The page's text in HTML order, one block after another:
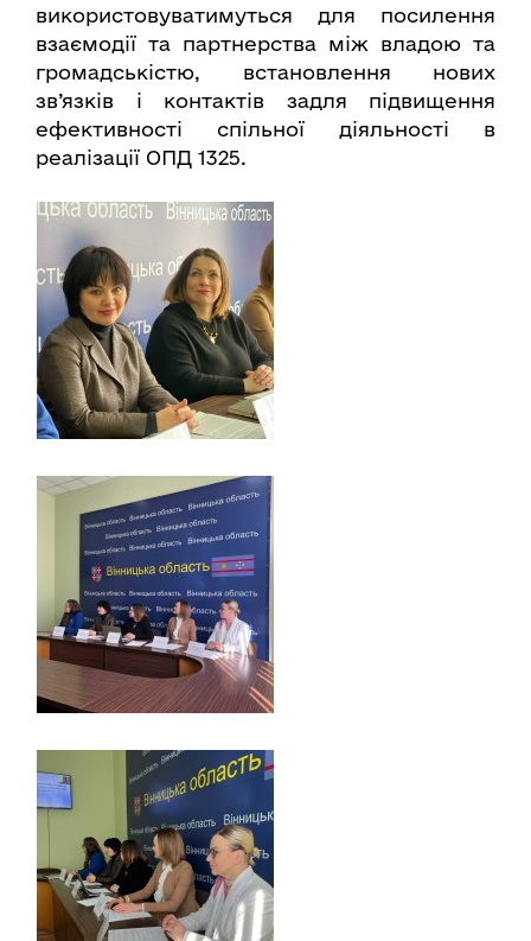
використовуватимуться для посилення
взаємодії та партнерства між владою та
громадськістю, встановлення нових
зв’язків і контактів задля підвищення
ефективності спільної діяльності в
реалізації ОПД 1325.